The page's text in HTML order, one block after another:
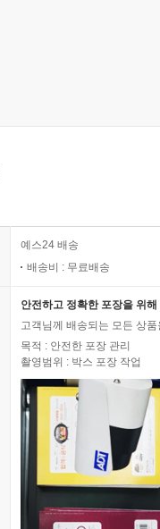
예스24 배송
배송비 : 무료배송
안전하고 정확한 포장을 위
고객님께 배송되는 모든 상
목적 : 안전한 포장 관리
촬영범위 : 박스 포장 작업